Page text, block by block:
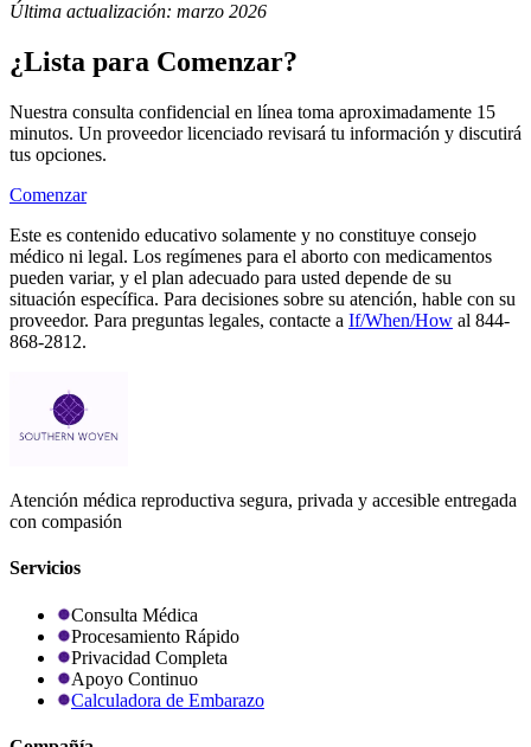
Última actualización: marzo 2026
¿Lista para Comenzar?
Nuestra consulta confidencial en línea toma aproximadamente 15
minutos. Un proveedor licenciado revisará tu información y discutirá
tus opciones.
Comenzar
Este es contenido educativo solamente y no constituye consejo
médico ni legal. Los regímenes para el aborto con medicamentos
pueden variar, y el plan adecuado para usted depende de su
situación específica. Para decisiones sobre su atención, hable con su
proveedor. Para preguntas legales, contacte a If/When/How al 844-
868-2812.
Atención médica reproductiva segura, privada y accesible entregada
con compasión
Servicios
Consulta Médica
Procesamiento Rápido
Privacidad Completa
Apoyo Continuo
Calculadora de Embarazo